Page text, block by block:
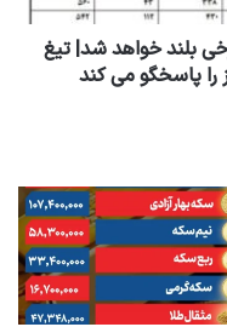
بلند خواهد شد| تیغ
پاسخگو می کند